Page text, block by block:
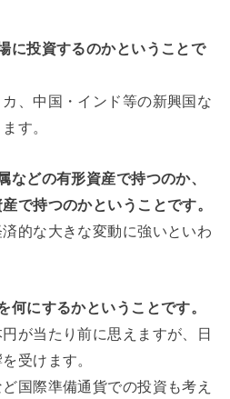
に投資するのかということで
、中国・インド等の新興国な
す。
どの有形資産で持つのか、
で持つのかということです。
的な大きな変動に強いといわ
にするかということです。
が当たり前に思えますが、日
受けます。
国際準備通貨での投資も考え